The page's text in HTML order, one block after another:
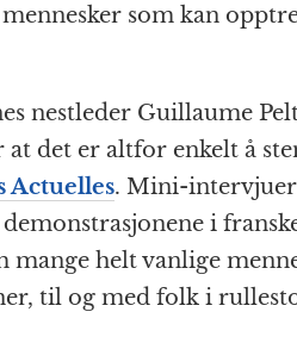
som kan
nestleder Guillaume
at det er altfor enkelt å
Actuelles. Mini-
i
mange helt vanlige
til og med folk i